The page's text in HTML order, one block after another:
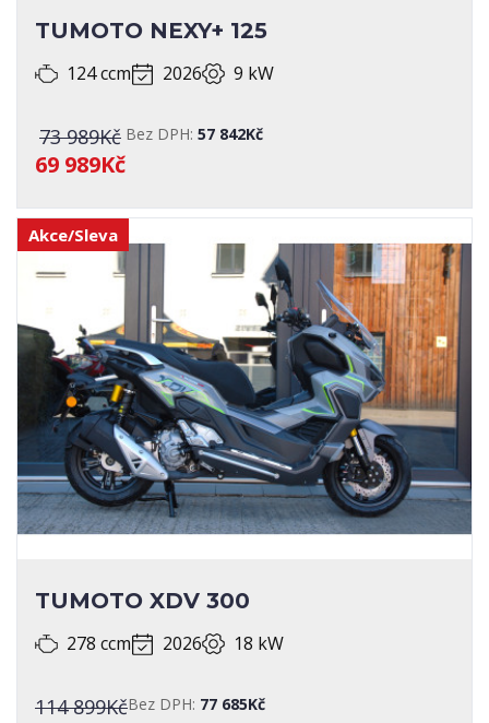
TUMOTO NEXY+ 125
124 ccm 2026 9 kW
73 989Kč
69 989Kč
Bez DPH: 57 842Kč
Akce/Sleva
TUMOTO XDV 300
278 ccm 2026 18 kW
114 899KčBez DPH: 77 685Kč